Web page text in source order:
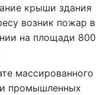
крыши здания
возник пожар в
на площади 800
массированного
промышленных